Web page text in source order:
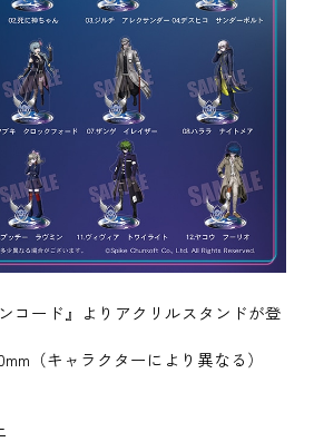
コード』よりアクリルスタンドが登
（キャラクターにより異なる）